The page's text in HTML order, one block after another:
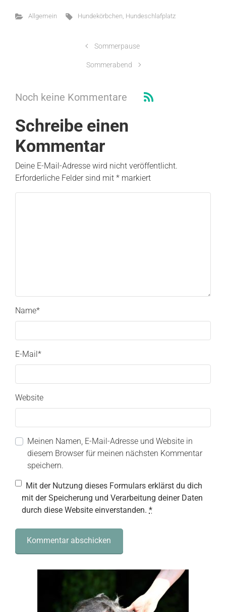
Allgemein Hundekörbchen, Hundeschlafplatz
Sommerpause
Sommerabend
Noch keine Kommentare
Schreibe einen
Kommentar
Deine E-Mail-Adresse wird nicht veröffentlicht.
Erforderliche Felder sind mit * markiert
Name*
E-Mail *
Website
Meinen Namen, E-Mail-Adresse und Website in
diesem Browser für meinen nächsten Kommentar
speichern.
Mit der Nutzung dieses Formulars erklärst du dich
mit der Speicherung und Verarbeitung deiner Daten
durch diese Website einverstanden. *